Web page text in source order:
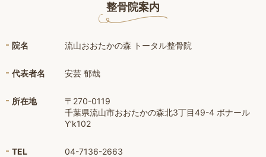
整骨院案内
院名 流山おおたかの森 トータル整骨院
代表者名 安芸 郁哉
所在地
〒270-0119
千葉県流山市おおたかの森北3丁目49-4 ボナール
Y’k102
TEL 04-7136-2663